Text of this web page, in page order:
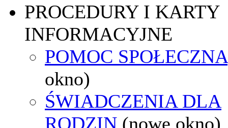
PROCEDURY I KARTY
INFORMACYJNE
POMOC SPOŁECZNA
okno)
ŚWIADCZENIA DLA
RODZIN (nowe okno)